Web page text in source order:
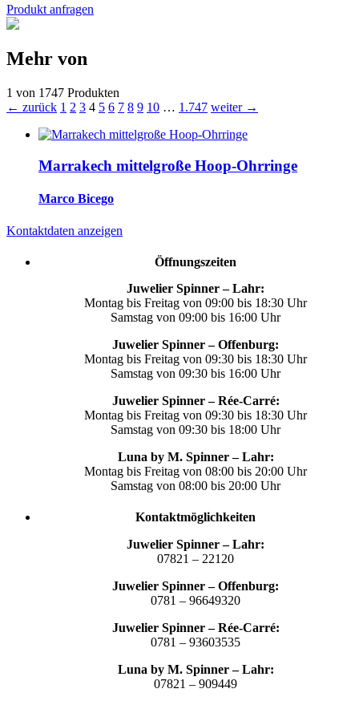
Produkt anfragen
Mehr von
1 von 1747 Produkten
← zurück 1 2 3 4 5 6 7 8 9 10 … 1.747 weiter →
Marrakech mittelgroße Hoop-Ohrringe
Marco Bicego
Kontaktdaten anzeigen
Öffnungszeiten
Juwelier Spinner – Lahr:
Montag bis Freitag von 09:00 bis 18:30 Uhr
Samstag von 09:00 bis 16:00 Uhr
Juwelier Spinner – Offenburg:
Montag bis Freitag von 09:30 bis 18:30 Uhr
Samstag von 09:30 bis 16:00 Uhr
Juwelier Spinner – Rée-Carré:
Montag bis Freitag von 09:30 bis 18:30 Uhr
Samstag von 09:30 bis 18:00 Uhr
Luna by M. Spinner – Lahr:
Montag bis Freitag von 08:00 bis 20:00 Uhr
Samstag von 08:00 bis 20:00 Uhr
Kontaktmöglichkeiten
Juwelier Spinner – Lahr:
07821 – 22120
Juwelier Spinner – Offenburg:
0781 – 96649320
Juwelier Spinner – Rée-Carré:
0781 – 93603535
Luna by M. Spinner – Lahr:
07821 – 909449